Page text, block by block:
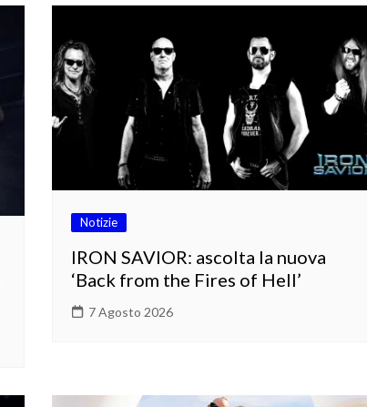
Notizie
IRON SAVIOR: ascolta la nuova
‘Back from the Fires of Hell’
7 Agosto 2026